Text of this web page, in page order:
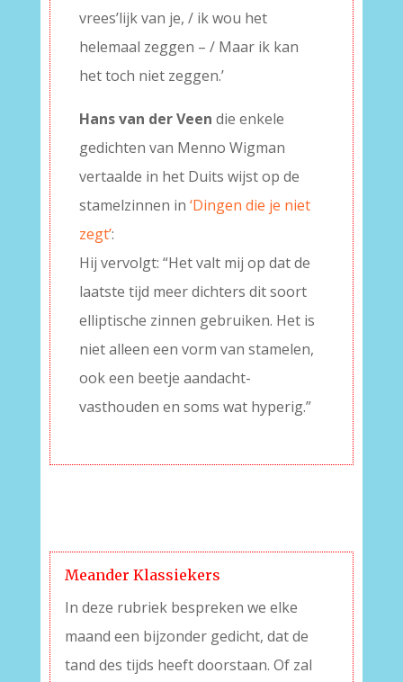
vrees’lijkvan je, / ik wou het
helemaal zeggen – / Maar ik kan
het toch niet zeggen.’
Hans van der Veen die enkele
gedichten van Menno Wigman
vertaalde in het Duits wijst op de
stamelzinnen in ‘Dingen die je niet
zegt’:
Hij vervolgt: “Het valt mij op dat de
laatste tijd meer dichters dit soort
elliptische zinnen gebruiken. Het is
niet alleen een vorm van stamelen,
ook een beetje aandacht-
vasthouden en soms wat hyperig.”
Meander Klassiekers
In deze rubriek bespreken we elke
maand een bijzonder gedicht, dat de
tand des tijds heeft doorstaan. Of zal